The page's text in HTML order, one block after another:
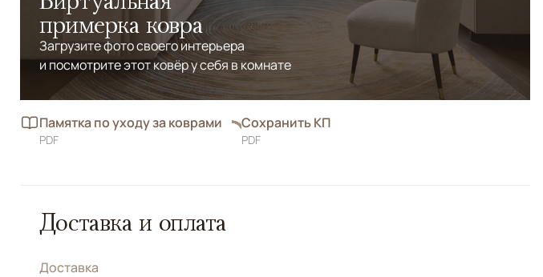
примерка ковра
Загрузите фото своего интерьера
и посмотрите этот ковёр у себя в комнате
Памятка по уходу за коврами
PDF
Сохранить КП
PDF
Доставка и оплата
Доставка